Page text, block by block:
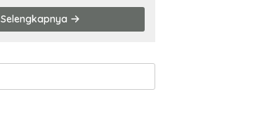
Selengkapnya